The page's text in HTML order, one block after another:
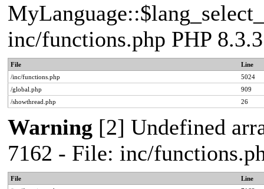
inc/functions.php PHP
File
Line
/inc/functions.php
5024
/global.php
909
/showthread.php
26
Warning [2] Undefined
7162 - File: inc/
File
Line